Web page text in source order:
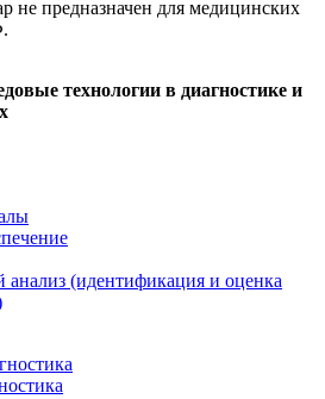
не предназначен для медицинских
технологии в диагностике и
(идентификация и оценка